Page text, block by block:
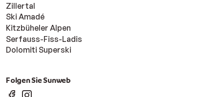
Zillertal
Ski Amadé
Kitzbüheler Alpen
Serfauss-Fiss-Ladis
Dolomiti Superski
Folgen Sie Sunweb